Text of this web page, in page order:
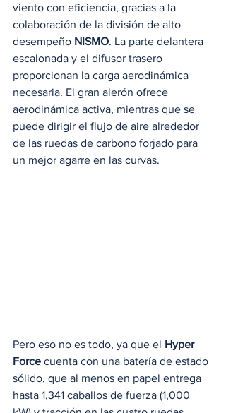
viento con eficiencia, gracias a la
colaboración de la división de alto
desempeño NISMO. La parte delantera
escalonada y el difusor trasero
proporcionan la carga aerodinámica
necesaria. El gran alerón ofrece
aerodinámica activa, mientras que se
puede dirigir el flujo de aire alrededor
de las ruedas de carbono forjado para
un mejor agarre en las curvas.
Pero eso no es todo, ya que el Hyper
Force cuenta con una batería de estado
sólido, que al menos en papel entrega
hasta 1,341 caballos de fuerza (1,000